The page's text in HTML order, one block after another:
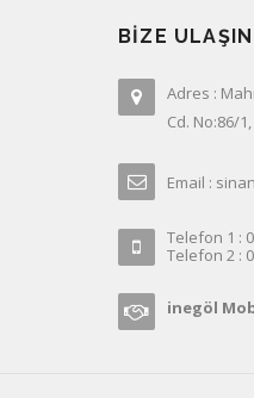
BIZE ULAŞIN
Adres :
Cd. No:86/
Email :
Telefon 1 :
Telefon 2 :
inegöl